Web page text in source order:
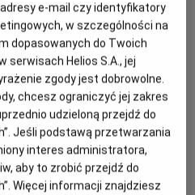
The Dark Side of
Dark Side of Dimensions
Minimalny
wiek
Od 12 lat
Kraj
i
rok
produkcji
Japonia
SZCZEGÓŁÓW
e-mail czy identyfikatory
w szczególności na
dopasowanych do Twoich
serwisach Helios S.A., jej
zgody jest dobrowolne.
chcesz ograniczyć jej zakres
udzieloną przejdź do
Jeśli podstawą przetwarzania
interes administratora,
aby to zrobić przejdź do
Więcej informacji znajdziesz